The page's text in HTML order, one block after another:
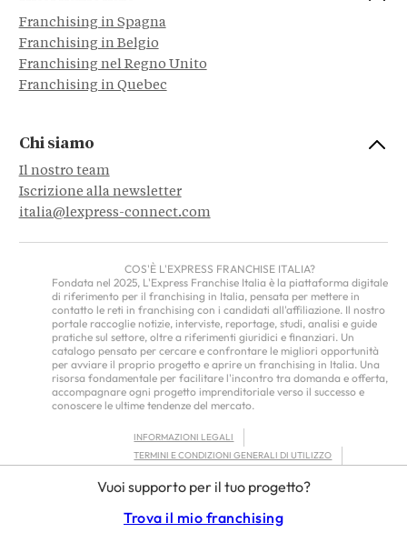
Vuoi supporto per il tuo progetto?
Trova il mio franchising
Franchising in Spagna
Franchising in Belgio
Franchising nel Regno Unito
Franchising in Quebec
Chi siamo
Il nostro team
Iscrizione alla newsletter
italia@lexpress-connect.com
COS'È L'EXPRESS FRANCHISE ITALIA?
Fondata nel 2025, L'Express Franchise Italia è la piattaforma digitale
di riferimento per il franchising in Italia, pensata per mettere in
contatto le reti in franchising con i candidati all'affiliazione. Il nostro
portale raccoglie notizie, interviste, reportage, studi, analisi e guide
pratiche sul settore, oltre a riferimenti giuridici e finanziari. Un
catalogo pensato per cercare e confrontare le migliori opportunità
per avviare il proprio progetto e aprire un franchising in Italia. Una
risorsa fondamentale per facilitare l'incontro tra domanda e offerta,
accompagnare ogni progetto imprenditoriale verso il successo e
conoscere le ultime tendenze del mercato.
INFORMAZIONI LEGALI
TERMINI E CONDIZIONI GENERALI DI UTILIZZO
FRANCHISOR TERMS – EUROPE